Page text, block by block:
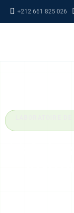
+212 661 825 026